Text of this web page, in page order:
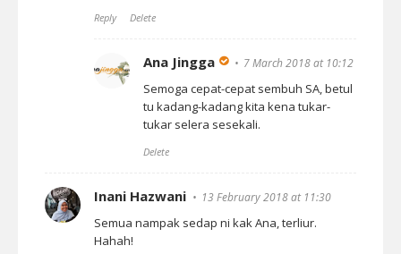
Reply Delete
Ana Jingga 7 March 2018 at 10:12
Semoga cepat-cepat sembuh SA, betul
tu kadang-kadang kita kena tukar-
tukar selera sesekali.
Delete
Inani Hazwani 13 February 2018 at 11:30
Semua nampak sedap ni kak Ana, terliur.
Hahah!